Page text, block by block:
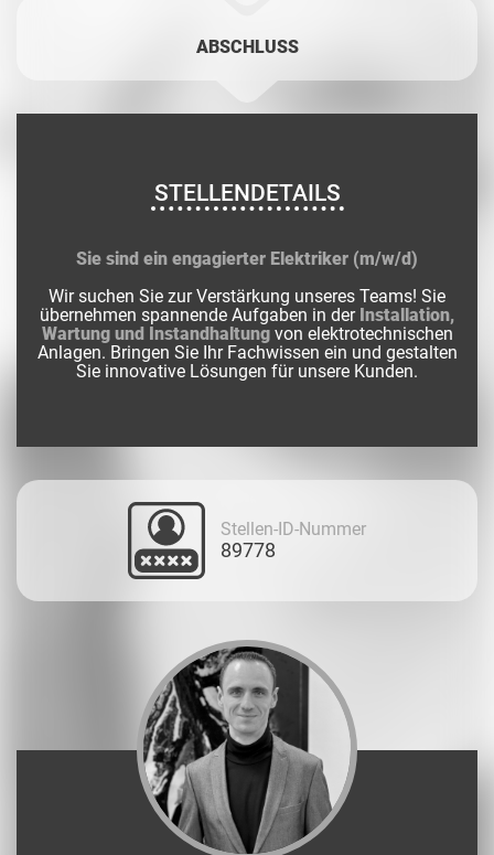
ABSCHLUSS
STELLENDETAILS
Sie sind ein engagierter Elektriker (m/w/d)
Wir suchen Sie zur Verstärkung unseres Teams! Sie
übernehmen spannende Aufgaben in der Installation,
Wartung und Instandhaltungvon elektrotechnischen
Anlagen. Bringen Sie Ihr Fachwissen ein und gestalten
Sie innovative Lösungen für unsere Kunden.
Stellen-ID-Nummer
89778